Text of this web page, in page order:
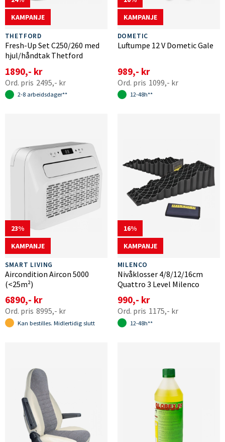
KAMPANJE
THETFORD
Fresh-Up Set C250/260 med
hjul/håndtak Thetford
1890,- kr
2495,- kr
2-8 arbeidsdager**
KAMPANJE
DOMETIC
Luftumpe 12 V Dometic Gale
989,- kr
1099,- kr
12-48h**
23
KAMPANJE
SMART LIVING
Aircondition Aircon 5000
(<25m²)
6890,- kr
8995,- kr
Kan bestilles. Midlertidig slutt
16
KAMPANJE
MILENCO
Nivåklosser 4/8/12/16cm
Quattro 3 Level Milenco
990,- kr
1175,- kr
12-48h**